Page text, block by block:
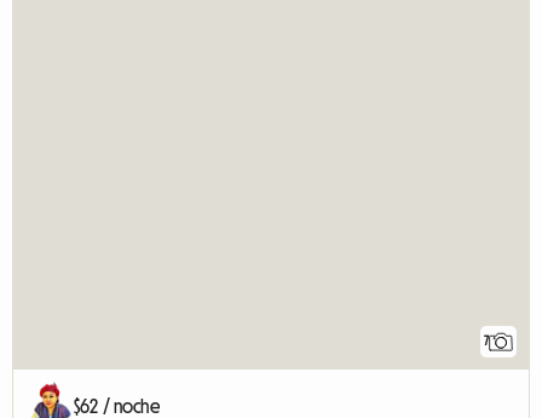
7
$62 / noche